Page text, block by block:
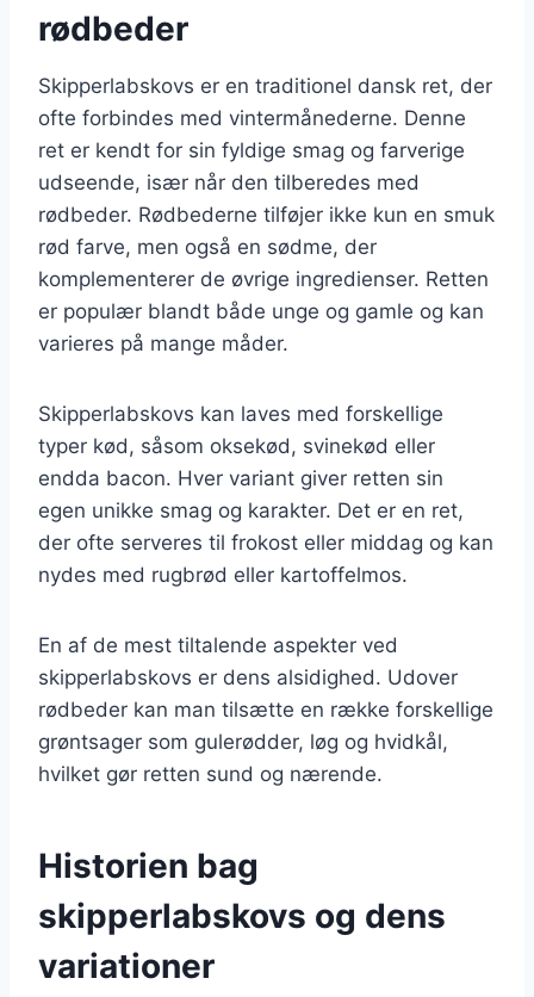
rødbeder
Skipperlabskovs er en traditionel dansk ret, der
ofte forbindes med vintermånederne. Denne
ret er kendt for sin fyldige smag og farverige
udseende, især når den tilberedes med
rødbeder. Rødbederne tilføjer ikke kun en smuk
rød farve, men også en sødme, der
komplementerer de øvrige ingredienser. Retten
er populær blandt både unge og gamle og kan
varieres på mange måder.
Skipperlabskovs kan laves med forskellige
typer kød, såsom oksekød, svinekød eller
endda bacon. Hver variant giver retten sin
egen unikke smag og karakter. Det er en ret,
der ofte serveres til frokost eller middag og kan
nydes med rugbrød eller kartoffelmos.
En af de mest tiltalende aspekter ved
skipperlabskovs er dens alsidighed. Udover
rødbeder kan man tilsætte en række forskellige
grøntsager som gulerødder, løg og hvidkål,
hvilket gør retten sund og nærende.
Historien bag
skipperlabskovs og dens
variationer